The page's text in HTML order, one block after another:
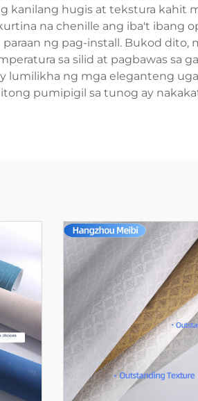
kanilang hugis at tekstura kahit
na chenille ang iba't ibang
ng pag-install. Bukod dito,
sa silid at pagbawas sa
lumilikha ng mga eleganteng
pumipigil sa tunog ay